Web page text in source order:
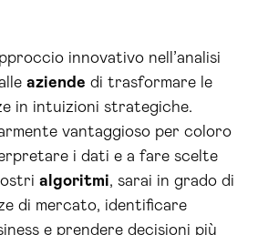
innovativo nell’analisi
aziende di trasformare le
in intuizioni strategiche.
vantaggioso per coloro
i dati e a fare scelte
algoritmi, sarai in grado di
di mercato, identificare
e prendere decisioni più